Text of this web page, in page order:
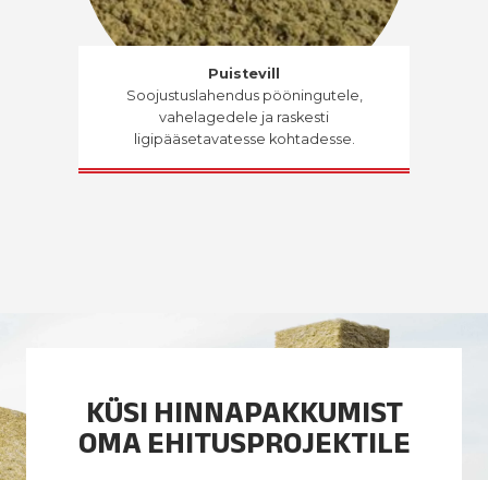
Puistevill
Soojustuslahendus pööningutele,
vahelagedele ja raskesti
ligipääsetavatesse kohtadesse.
KÜSI HINNAPAKKUMIST
OMA EHITUSPROJEKTILE